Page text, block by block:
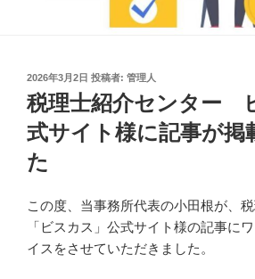
投
稿
日:
2026年3月2日 投稿者: 管理人
税理士紹介センター
式サイト様に記事が掲
た
この度、当事務所代表の小田根が、
「ビスカス」公式サイト様の記事に
イスをさせていただきました。